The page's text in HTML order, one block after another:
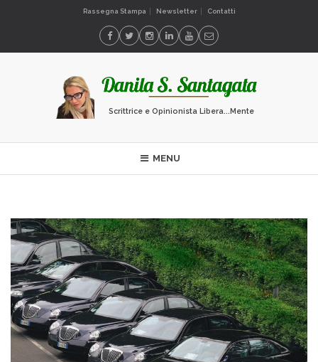
Rassegna Stampa Newsletter Contatti
Scrittrice e Opinionista Libera...Mente
MENU